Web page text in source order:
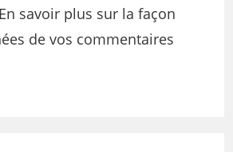
En savoir plus sur la façon
de vos commentaires